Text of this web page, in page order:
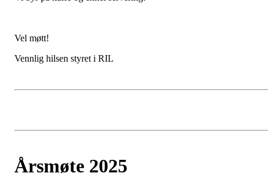
Vel møtt!
Vennlig hilsen styret i RIL
Årsmøte 2025